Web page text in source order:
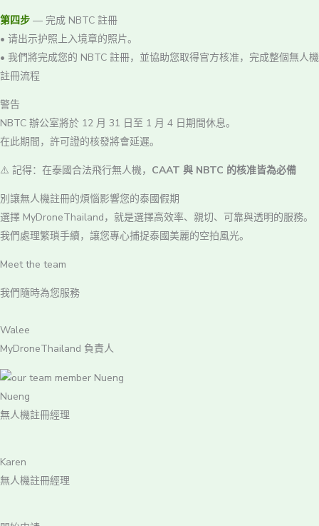
第四步 — 完成 NBTC 註冊
• 请出示护照上入境章的照片。
• 我們將完成您的 NBTC 註冊，並協助您取得官方核准，完成整個無人機
註冊流程
警告
NBTC 辦公室將於 12 月 31 日至 1 月 4 日期間休息。
在此期間，許可證的核發將會延遲。
⚠️ 記得：在泰國合法飛行無人機， CAAT 與 NBTC 的核准皆為必備
別讓無人機註冊的煩惱影響您的泰國假期
選擇 MyDroneThailand，就是選擇高效率、親切、可靠與透明的服務。
我們處理繁瑣手續，讓您專心捕捉泰國美麗的空拍風光。
Meet the team
我們隨時為您服務
Walee
MyDroneThailand 負責人
Nueng
無人機註冊經理
Karen
無人機註冊經理